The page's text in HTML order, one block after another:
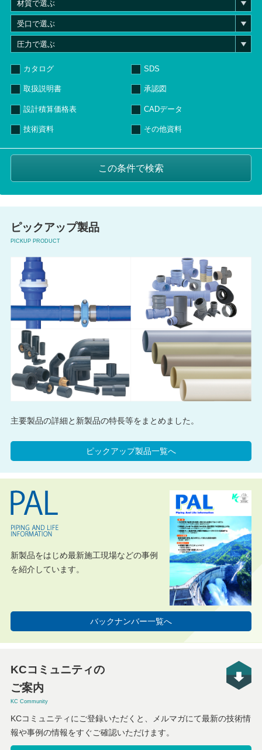
カタログ SDS
取扱説明書 承認図
設計積算価格表 CADデータ
技術資料 その他資料
ピックアップ製品
PICKUP PRODUCT
主要製品の詳細と新製品の特長等をまとめました。
ピックアップ製品一覧へ
新製品をはじめ最新施工現場などの事例
を紹介しています。
バックナンバー一覧へ
KCコミュニティの
ご案内
KC Community
KCコミュニティにご登録いただくと、メルマガにて最新の技術情
報や事例の情報をすぐご確認いただけます。